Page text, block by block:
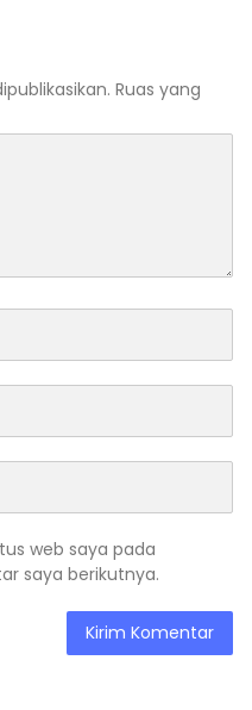
Ruas yang
web saya pada
saya berikutnya.